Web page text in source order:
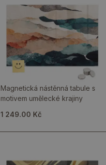
Magnetická nástěnná tabule s
motivem umělecké krajiny
1 249.00 Kč